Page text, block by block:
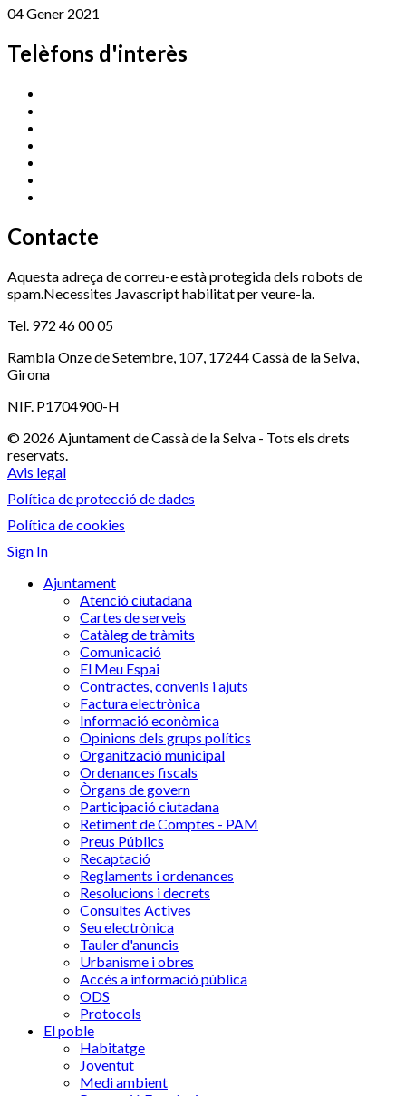
04 Gener 2021
Telèfons d'interès
Contacte
Aquesta adreça de correu-e està protegida dels robots de
spam.Necessites Javascript habilitat per veure-la.
Tel. 972 46 00 05
Rambla Onze de Setembre, 107, 17244 Cassà de la Selva,
Girona
NIF. P1704900-H
© 2026 Ajuntament de Cassà de la Selva - Tots els drets
reservats.
Avis legal
Política de protecció de dades
Política de cookies
Sign In
Ajuntament
Atenció ciutadana
Cartes de serveis
Catàleg de tràmits
Comunicació
El Meu Espai
Contractes, convenis i ajuts
Factura electrònica
Informació econòmica
Opinions dels grups polítics
Organització municipal
Ordenances fiscals
Òrgans de govern
Participació ciutadana
Retiment de Comptes - PAM
Preus Públics
Recaptació
Reglaments i ordenances
Resolucions i decrets
Consultes Actives
Seu electrònica
Tauler d'anuncis
Urbanisme i obres
Accés a informació pública
ODS
Protocols
El poble
Habitatge
Joventut
Medi ambient